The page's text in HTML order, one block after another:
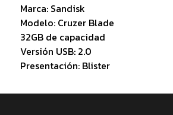
Marca: Sandisk
Modelo: Cruzer Blade
32GB de capacidad
Versión USB: 2.0
Presentación: Blister